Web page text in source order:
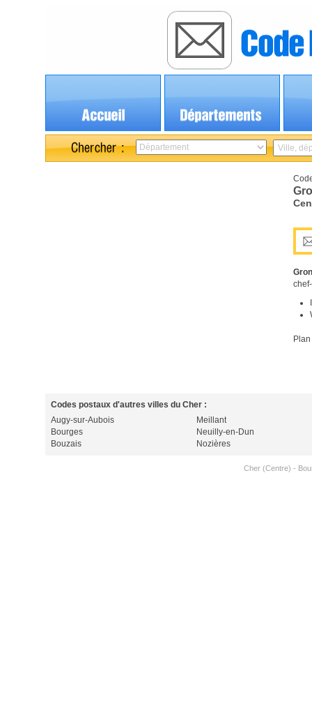
Gron
Codes postaux d'autres villes du Cher :
Augy-sur-Aubois
Bourges
Bouzais
Meillant
Neuilly-en-Dun
Nozières
Cher (Centre) -